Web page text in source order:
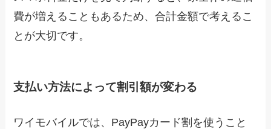
費が増えることもあるため、合計金額で考えるこ
とが大切です。
支払い方法によって割引額が変わる
ワイモバイルでは、PayPayカード割を使うこと